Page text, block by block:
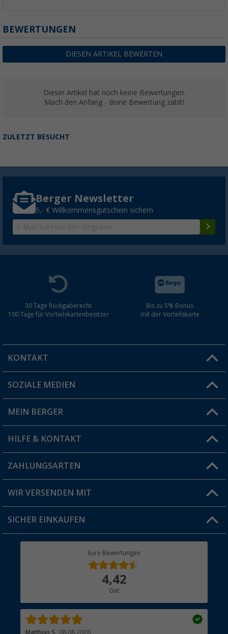
BEWERTUNGEN
DIESEN ARTIKEL BEWERTEN
Dieser Artikel hat noch keine Bewertungen.
Mach den Anfang - deine Bewertung zählt!
ZULETZT BESUCHT
Berger Newsletter
5,- € Willkommensgutschein sichern
30 Tage Rückgaberecht
100 Tage für Vorteilskartenbesitzer
Bis zu 5% Bonus
mit der Vorteilskarte
KONTAKT
Du hast eine Frage?
Filiale finden
SOZIALE MEDIEN
MEIN BERGER
Vorteilskarte
Blog
Jobs & Karriere
HILFE & KONTAKT
FAQ & Kontakt
Versandinformationen
Rücksendung
ZAHLUNGSARTEN
WIR VERSENDEN MIT
SICHER EINKAUFEN
Eure Bewertungen
4,42
Gut
Matthias S. 08.08.2026